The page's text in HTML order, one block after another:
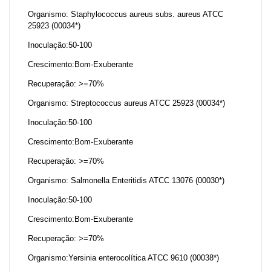
Organismo: Staphylococcus aureus subs. aureus ATCC
25923 (00034*)
Inoculação:50-100
Crescimento:Bom-Exuberante
Recuperação: >=70%
Organismo: Streptococcus aureus ATCC 25923 (00034*)
Inoculação:50-100
Crescimento:Bom-Exuberante
Recuperação: >=70%
Organismo: Salmonella Enteritidis ATCC 13076 (00030*)
Inoculação:50-100
Crescimento:Bom-Exuberante
Recuperação: >=70%
Organismo:Yersinia enterocolítica ATCC 9610 (00038*)